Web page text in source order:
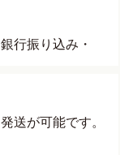
行振り込み・
送が可能です。